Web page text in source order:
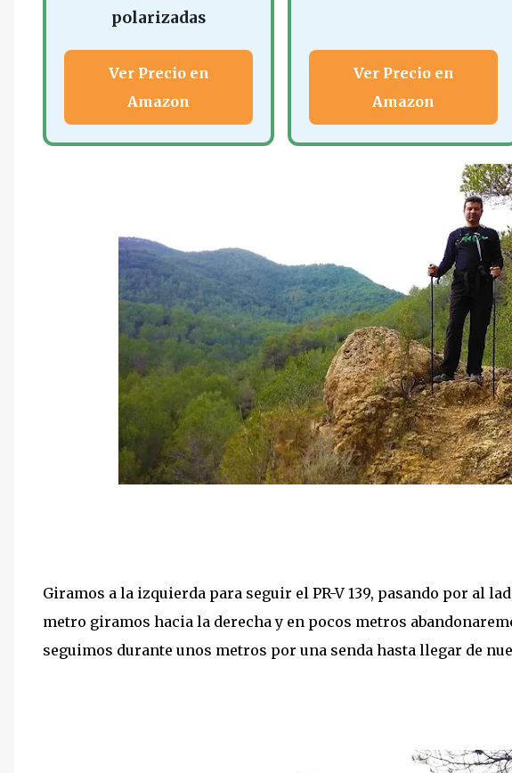
polarizadas
Ver Precio en
Amazon
Ver Precio en
Amazon
Giramos a la izquierda para seguir el PR-V 139, pasando por al
metro giramos hacia la derecha y en pocos metros
seguimos durante unos metros por una senda hasta llegar de